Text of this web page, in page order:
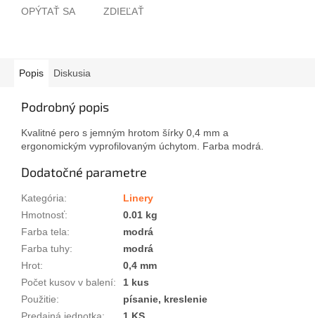
OPÝTAŤ SA ZDIEĽAŤ
Popis Diskusia
Podrobný popis
Kvalitné pero s jemným hrotom šírky 0,4 mm a
ergonomickým vyprofilovaným úchytom. Farba modrá.
Dodatočné parametre
Kategória:
Linery
Hmotnosť:
0.01 kg
Farba tela:
modrá
Farba tuhy:
modrá
Hrot:
0,4 mm
Počet kusov v balení:
1 kus
Použitie:
písanie, kreslenie